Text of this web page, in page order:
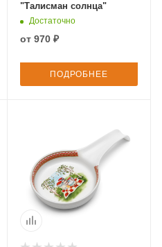
"Талисман солнца"
Достаточно
от 970 ₽
ПОДРОБНЕЕ